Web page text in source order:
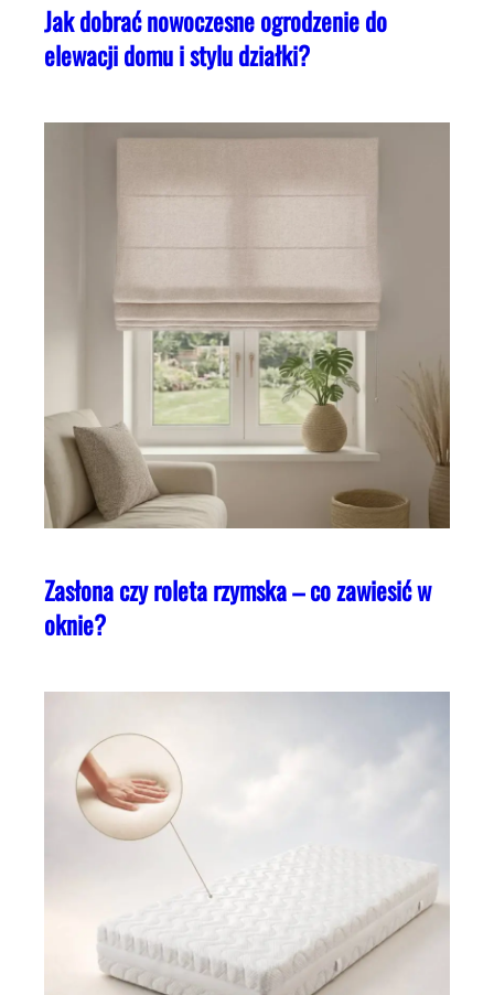
Jak dobrać nowoczesne ogrodzenie do
elewacji domu i stylu działki?
Zasłona czy roleta rzymska – co zawiesić w
oknie?